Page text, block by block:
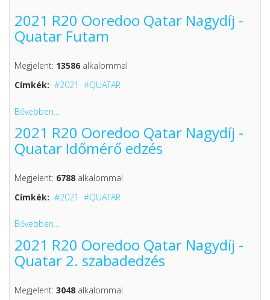
2021 R20 Ooredoo Qatar Nagydíj -
Quatar Futam
Megjelent: 13586 alkalommal
Címkék:
2021 QUATAR
Bővebben...
2021 R20 Ooredoo Qatar Nagydíj -
Quatar Időmérő edzés
Megjelent: 6788 alkalommal
Címkék:
2021 QUATAR
Bővebben...
2021 R20 Ooredoo Qatar Nagydíj -
Quatar 2. szabadedzés
Megjelent: 3048 alkalommal